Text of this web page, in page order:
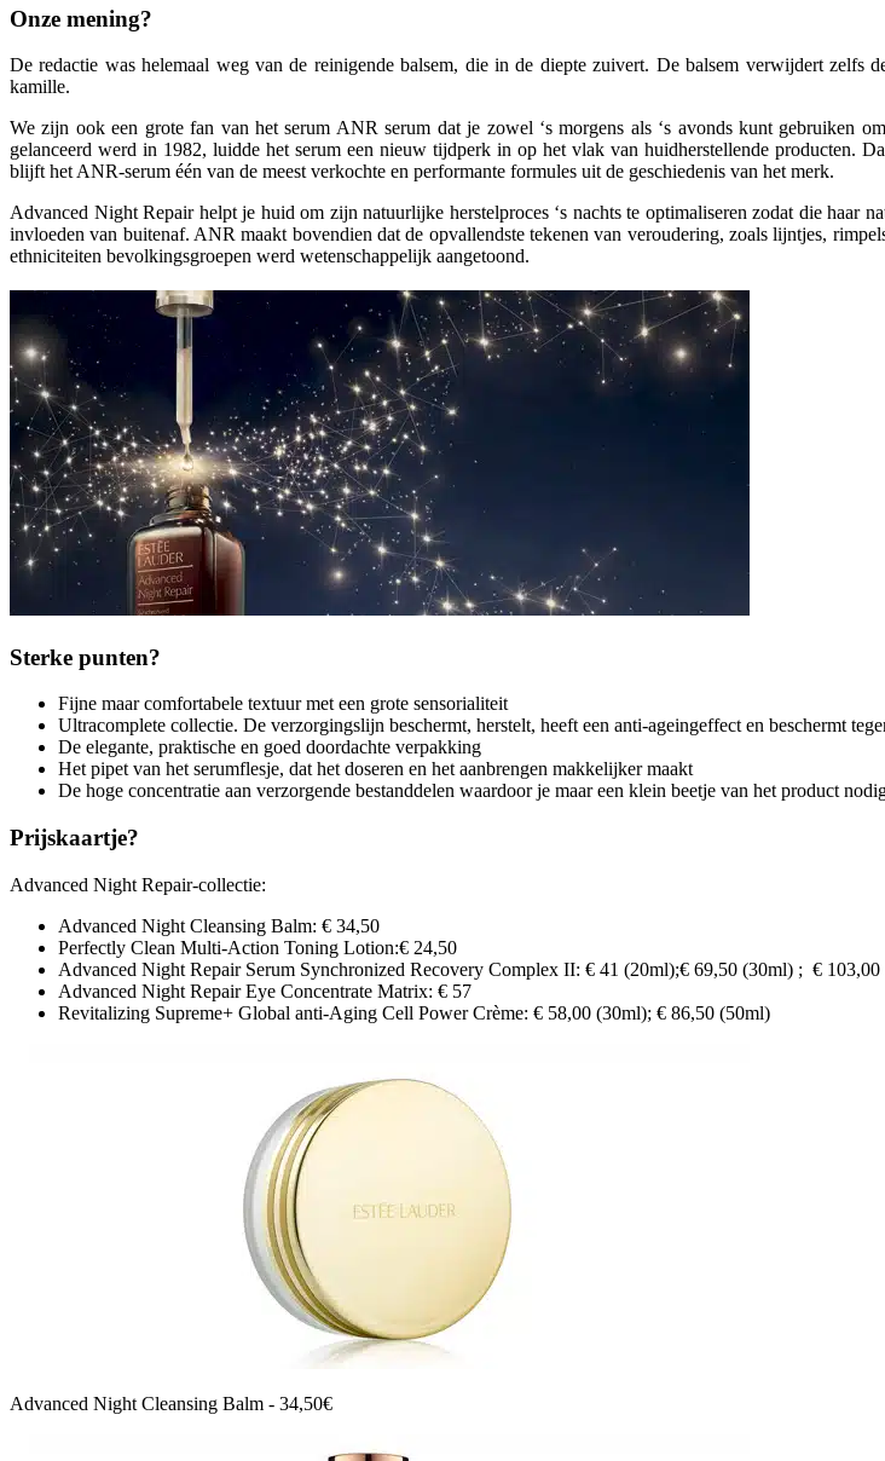
Onze mening?
De redactie was helemaal weg van de reinigende balsem, die in de diepte zuivert. De balsem verwijdert
kamille.
We zijn ook een grote fan van het serum ANR serum dat je zowel ‘s morgens als ‘s avonds kunt gebruiken
gelanceerd werd in 1982, luidde het serum een nieuw tijdperk in op het vlak van huidherstellende producten.
blijft het ANR-serum één van de meest verkochte en performante formules uit de geschiedenis van het merk.
Advanced Night Repair helpt je huid om zijn natuurlijke herstelproces ‘s nachts te optimaliseren zodat die haar
invloeden van buitenaf. ANR maakt bovendien dat de opvallendste tekenen van veroudering, zoals lijntjes,
ethniciteiten bevolkingsgroepen werd wetenschappelijk aangetoond.
Sterke punten?
Fijne maar comfortabele textuur met een grote sensorialiteit
Ultracomplete collectie. De verzorgingslijn beschermt, herstelt, heeft een anti-ageingeffect en beschermt
De elegante, praktische en goed doordachte verpakking
Het pipet van het serumflesje, dat het doseren en het aanbrengen makkelijker maakt
De hoge concentratie aan verzorgende bestanddelen waardoor je maar een klein beetje van het product
Prijskaartje?
Advanced Night Repair-collectie:
Advanced Night Cleansing Balm: € 34,50
Perfectly Clean Multi-Action Toning Lotion:€ 24,50
Advanced Night Repair Serum Synchronized Recovery Complex II: € 41 (20ml);€ 69,50 (30ml) ; €
Advanced Night Repair Eye Concentrate Matrix: € 57
Revitalizing Supreme+ Global anti-Aging Cell Power Crème: € 58,00 (30ml); € 86,50 (50ml)
Advanced Night Cleansing Balm - 34,50€